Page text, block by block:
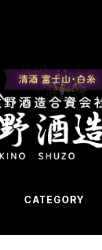
CATEGORY